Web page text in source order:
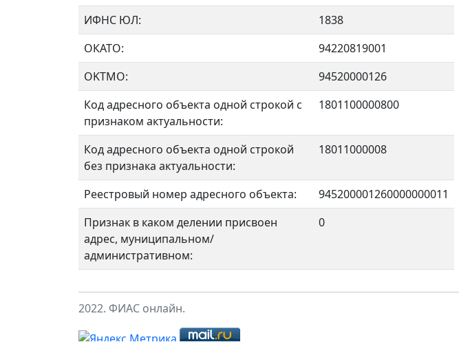
ИФНС ЮЛ:
1838
ОКАТО:
94220819001
OKTMO:
94520000126
Код адресного объекта одной строкой с
признаком актуальности:
1801100000800
Код адресного объекта одной строкой
без признака актуальности:
18011000008
Реестровый номер адресного объекта:
945200001260000000011
Признак в каком делении присвоен
адрес, муниципальном/
административном:
0
2022. ФИАС онлайн.